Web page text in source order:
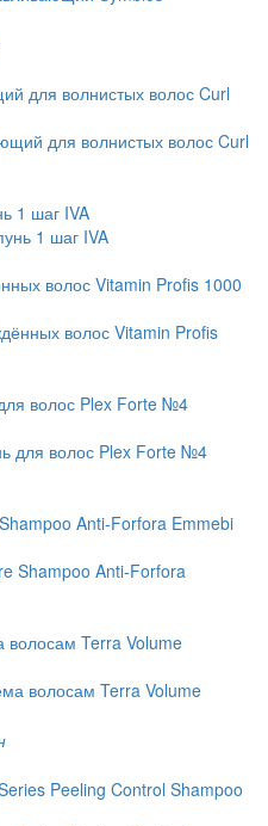
для волнистых волос Curl
1 шаг IVA
волос Vitamin Profis 1000
волос Plex Forte №4
Anti-Forfora Emmebi
Terra Volume
Peeling Control Shampoo